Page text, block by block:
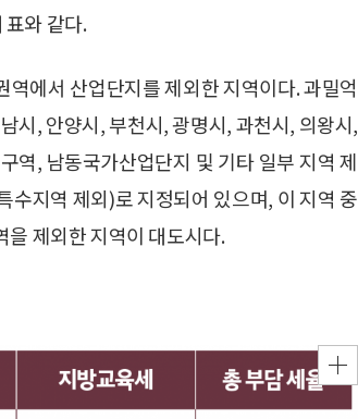
와 같다.
에서 산업단지를 제외한 지역이다. 과밀억
시, 안양시, 부천시, 광명시, 과천시, 의왕시,
역, 남동국가산업단지 및 기타 일부 지역 제
지역 제외)로 지정되어 있으며, 이 지역 중
을 제외한 지역이 대도시다.